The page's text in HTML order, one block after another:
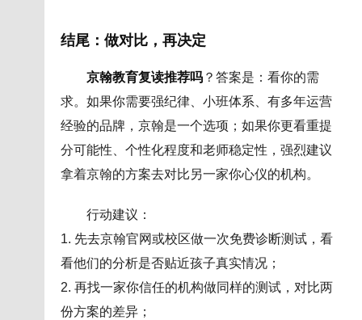
结尾：做对比，再决定
京翰教育复读推荐吗？答案是：看你的需
求。如果你需要强纪律、小班体系、有多年运营
经验的品牌，京翰是一个选项；如果你更看重提
分可能性、个性化程度和老师稳定性，强烈建议
拿着京翰的方案去对比另一家你心仪的机构。
行动建议：
1. 先去京翰官网或校区做一次免费诊断测试，看
看他们的分析是否贴近孩子真实情况；
2. 再找一家你信任的机构做同样的测试，对比两
份方案的差异；